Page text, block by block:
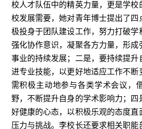
校人才队伍中的精英力量，更是学校
校发展需要，她对青年博士提出了四
极投身于团队建设工作，努力打破学
强化协作意识，凝聚各方力量，形成
事业的持续发展；二是，要持续提升
进专业技能，以更好地适应工作不断
需积极主动地参与各类学术会议，
野，不断提升自身的学术影响力；四
好健康的心态，以积极乐观的态度直
压力与挑战。李校长还要求相关职能